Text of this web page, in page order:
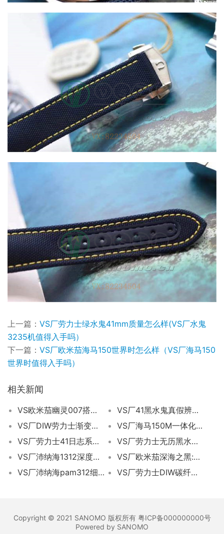
上一篇： VS厂劳力士绿水鬼41mm质量怎么样(VS厂水鬼
3235机值得入手吗）
下一篇： VS厂欧米茄海马150世界时怎么样（VS厂海马150
世界时值得入手吗）
相关新闻
VS欧米茄幽灵007搭载8400机芯做工会一眼假？
VS厂41黑水鬼真假辨别全维度评测
VS厂DIW劳力士渐变绿水鬼做工评测（vs厂碳纤维水鬼值得入手吗）
VS厂海马150M一体化8900机芯怎么样？
VS厂劳力士41日志系列间金白盘细节怎么样（vs厂日志间金白陶瓷盘怎么样）
VS厂劳力士无历黑水鬼做工评测（VS厂无历黑水鬼有破绽吗）
VS厂沛纳海1312深度评测（VS厂沛纳海1312值得入手吗）
VS厂欧米茄深海之黑:机芯8906细节测评
VS厂沛纳海pam312细节评测（VS厂复刻沛纳海312值不值得入手）
VS厂劳力士DIW碳纤维水鬼值得推荐吗（vs厂碳纤维水鬼如何）
Copyright © 2021 SANOMO 版权所有 粤ICP备000000000号
Powered by SANOMO